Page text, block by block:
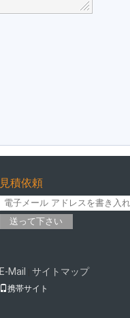
見積依頼
送って下さい
E-Mail サイトマップ
携帯サイト